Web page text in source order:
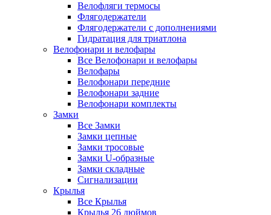
Велофляги термосы
Флягодержатели
Флягодержатели с дополнениями
Гидратация для триатлона
Велофонари и велофары
Все Велофонари и велофары
Велофары
Велофонари передние
Велофонари задние
Велофонари комплекты
Замки
Все Замки
Замки цепные
Замки тросовые
Замки U-образные
Замки складные
Сигнализации
Крылья
Все Крылья
Крылья 26 дюймов